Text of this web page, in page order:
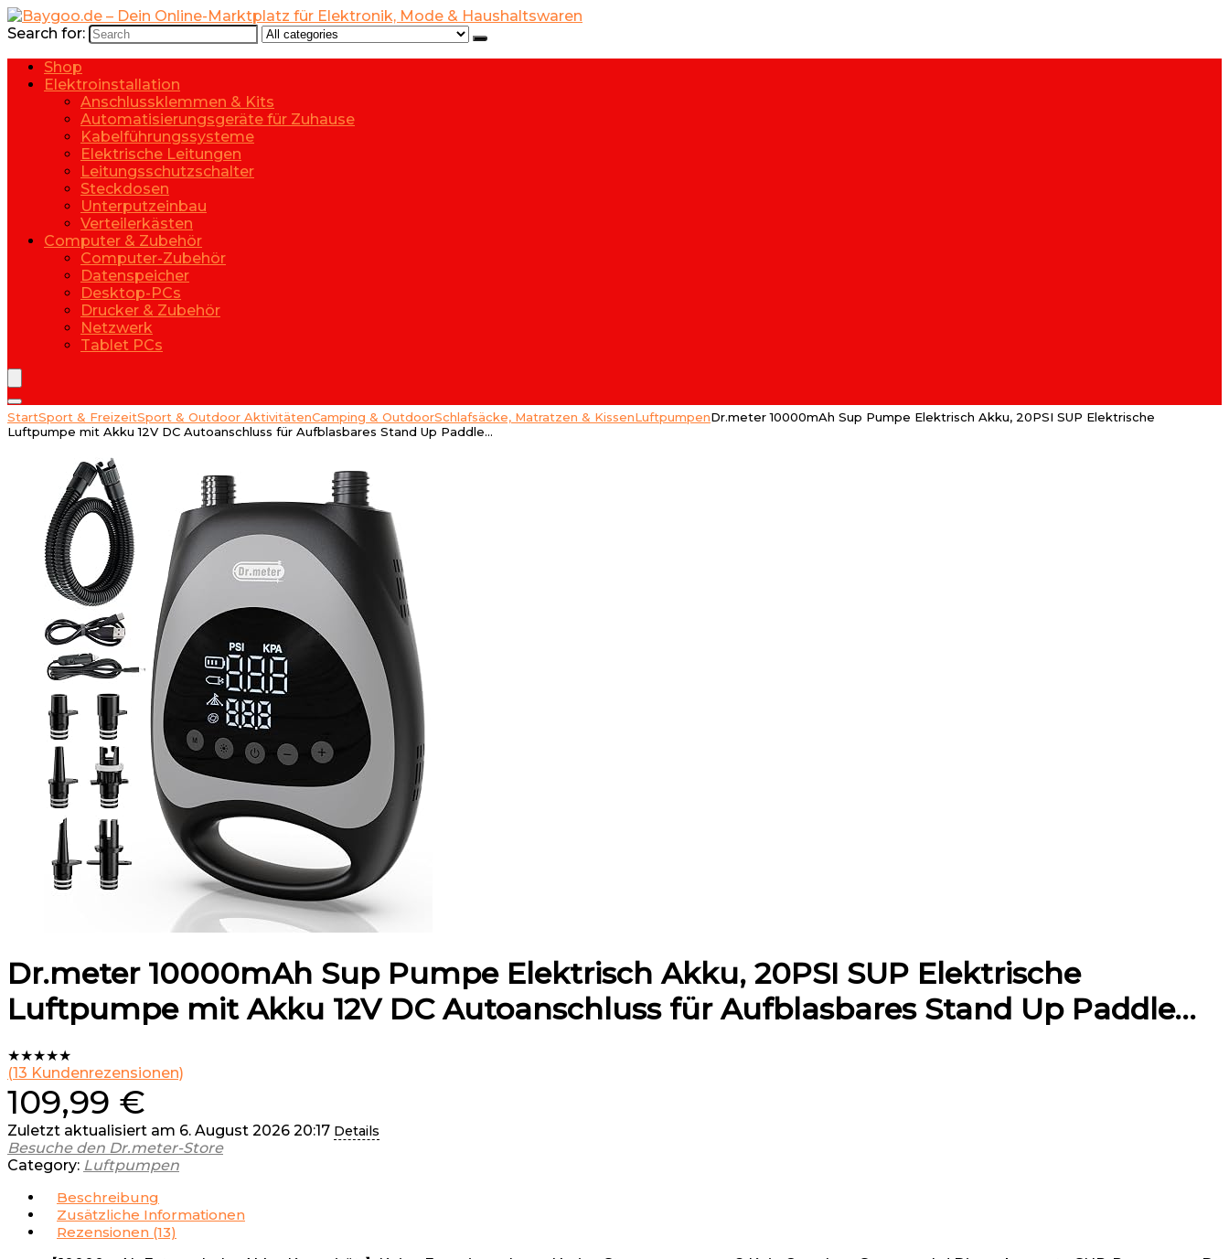
Search for:
Shop
Elektroinstallation
Anschlussklemmen & Kits
Automatisierungsgeräte für Zuhause
Kabelführungssysteme
Elektrische Leitungen
Leitungsschutzschalter
Steckdosen
Unterputzeinbau
Verteilerkästen
Computer & Zubehör
Computer-Zubehör
Datenspeicher
Desktop-PCs
Drucker & Zubehör
Netzwerk
Tablet PCs
StartSport & FreizeitSport & Outdoor AktivitätenCamping & OutdoorSchlafsäcke, Matratzen & KissenLuftpumpenDr.meter 10000mAh Sup Pumpe Elektrisch Akku, 20PSI SUP Elektrische
Luftpumpe mit Akku 12V DC Autoanschluss für Aufblasbares Stand Up Paddle…
Dr.meter 10000mAh Sup Pumpe Elektrisch Akku, 20PSI SUP Elektrische
Luftpumpe mit Akku 12V DC Autoanschluss für Aufblasbares Stand Up Paddle…
★★★★★
(13 Kundenrezensionen)
109,99 €
Zuletzt aktualisiert am 6. August 2026 20:17 Details
Besuche den Dr.meter-Store
Category: Luftpumpen
Beschreibung
Zusätzliche Informationen
Rezensionen (13)